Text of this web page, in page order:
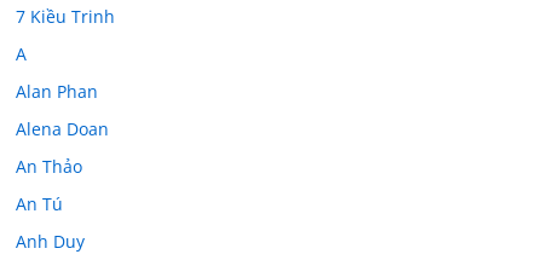
7 Kiều Trinh
A
Alan Phan
Alena Doan
An Thảo
An Tú
Anh Duy